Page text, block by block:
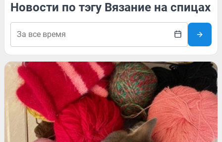
Новости по тэгу Вязание на спицах